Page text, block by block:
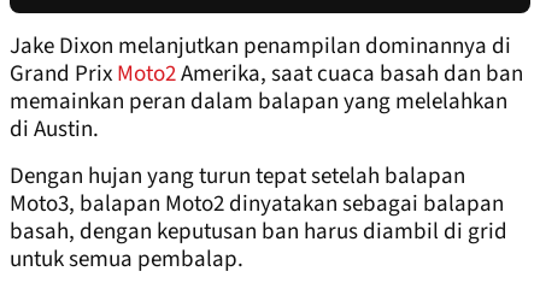
Jake Dixon melanjutkan penampilan dominannya di
Grand PrixMoto2Amerika, saat cuaca basah dan ban
memainkan peran dalam balapan yang melelahkan
di Austin.
Dengan hujan yang turun tepat setelah balapan
Moto3, balapan Moto2 dinyatakan sebagai balapan
basah, dengan keputusan ban harus diambil di grid
untuk semua pembalap.